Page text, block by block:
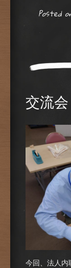
Posted
交流会
今回、法人内